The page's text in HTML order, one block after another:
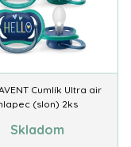
Cumlík Ultra air
(slon) 2ks
Skladom